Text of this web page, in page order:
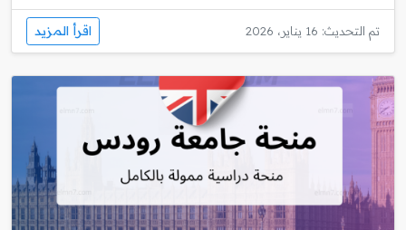
تم التحديث: 16 يناير، 2026 اقرأ المزيد